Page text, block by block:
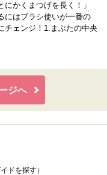
かくまつげを長く！」
にはブラシ使いが一番の
チェンジ！1.まぶたの中央
ジへ
ドを探す）